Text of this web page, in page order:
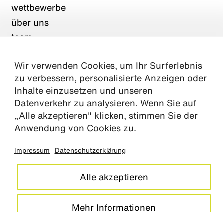
Wir verwenden Cookies, um Ihr Surferlebnis
zu verbessern, personalisierte Anzeigen oder
Inhalte einzusetzen und unseren
Datenverkehr zu analysieren. Wenn Sie auf
„Alle akzeptieren" klicken, stimmen Sie der
Anwendung von Cookies zu.
Impressum Datenschutzerklärung
Mehr Informationen
Alle akzeptieren
wettbewerbe
über uns
team
aktuelles
kontakt
impressum
datenschutz
cookie einstellungen
barrierefreiheitserklärung